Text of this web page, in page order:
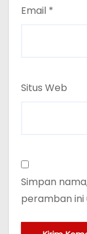
Email *
Situs Web
Simpan
peramban